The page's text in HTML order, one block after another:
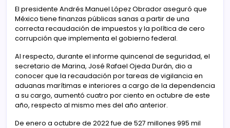
El presidente Andrés Manuel López Obrador aseguró que
México tiene finanzas públicas sanas a partir de una
correcta recaudación de impuestos y la política de cero
corrupción que implementa el gobierno federal.
Al respecto, durante el informe quincenal de seguridad, el
secretario de Marina, José Rafael Ojeda Durán, dio a
conocer que la recaudación por tareas de vigilancia en
aduanas marítimas e interiores a cargo de la dependencia
a su cargo, aumentó cuatro por ciento en octubre de este
año, respecto al mismo mes del año anterior.
De enero a octubre de 2022 fue de 527 millones 995 mil